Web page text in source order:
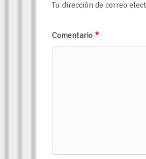
Tu dirección de correo
Comentario *